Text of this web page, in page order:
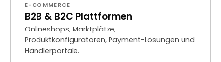
E-COMMERCE
B2B & B2C Plattformen
Onlineshops, Marktplätze,
Produktkonfiguratoren, Payment-Lösungen und
Händlerportale.